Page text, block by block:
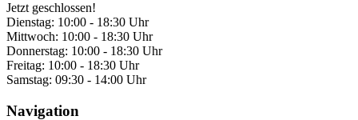
Jetzt geschlossen!
Dienstag: 10:00 - 18:30 Uhr
Mittwoch: 10:00 - 18:30 Uhr
Donnerstag: 10:00 - 18:30 Uhr
Freitag: 10:00 - 18:30 Uhr
Samstag: 09:30 - 14:00 Uhr
Navigation